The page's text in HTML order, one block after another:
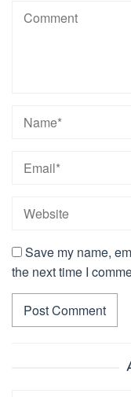
Save my name,
the next time I